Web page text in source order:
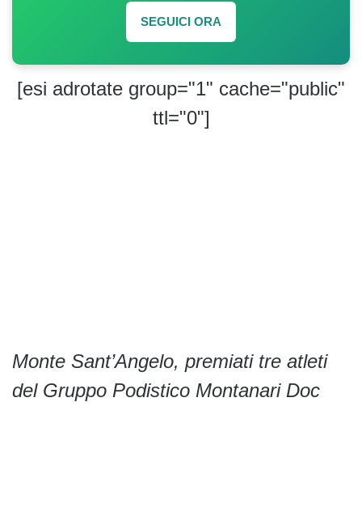
SEGUICI ORA
[esi adrotate group="1" cache="public"
ttl="0"]
Monte Sant’Angelo, premiati tre atleti
del Gruppo Podistico Montanari Doc